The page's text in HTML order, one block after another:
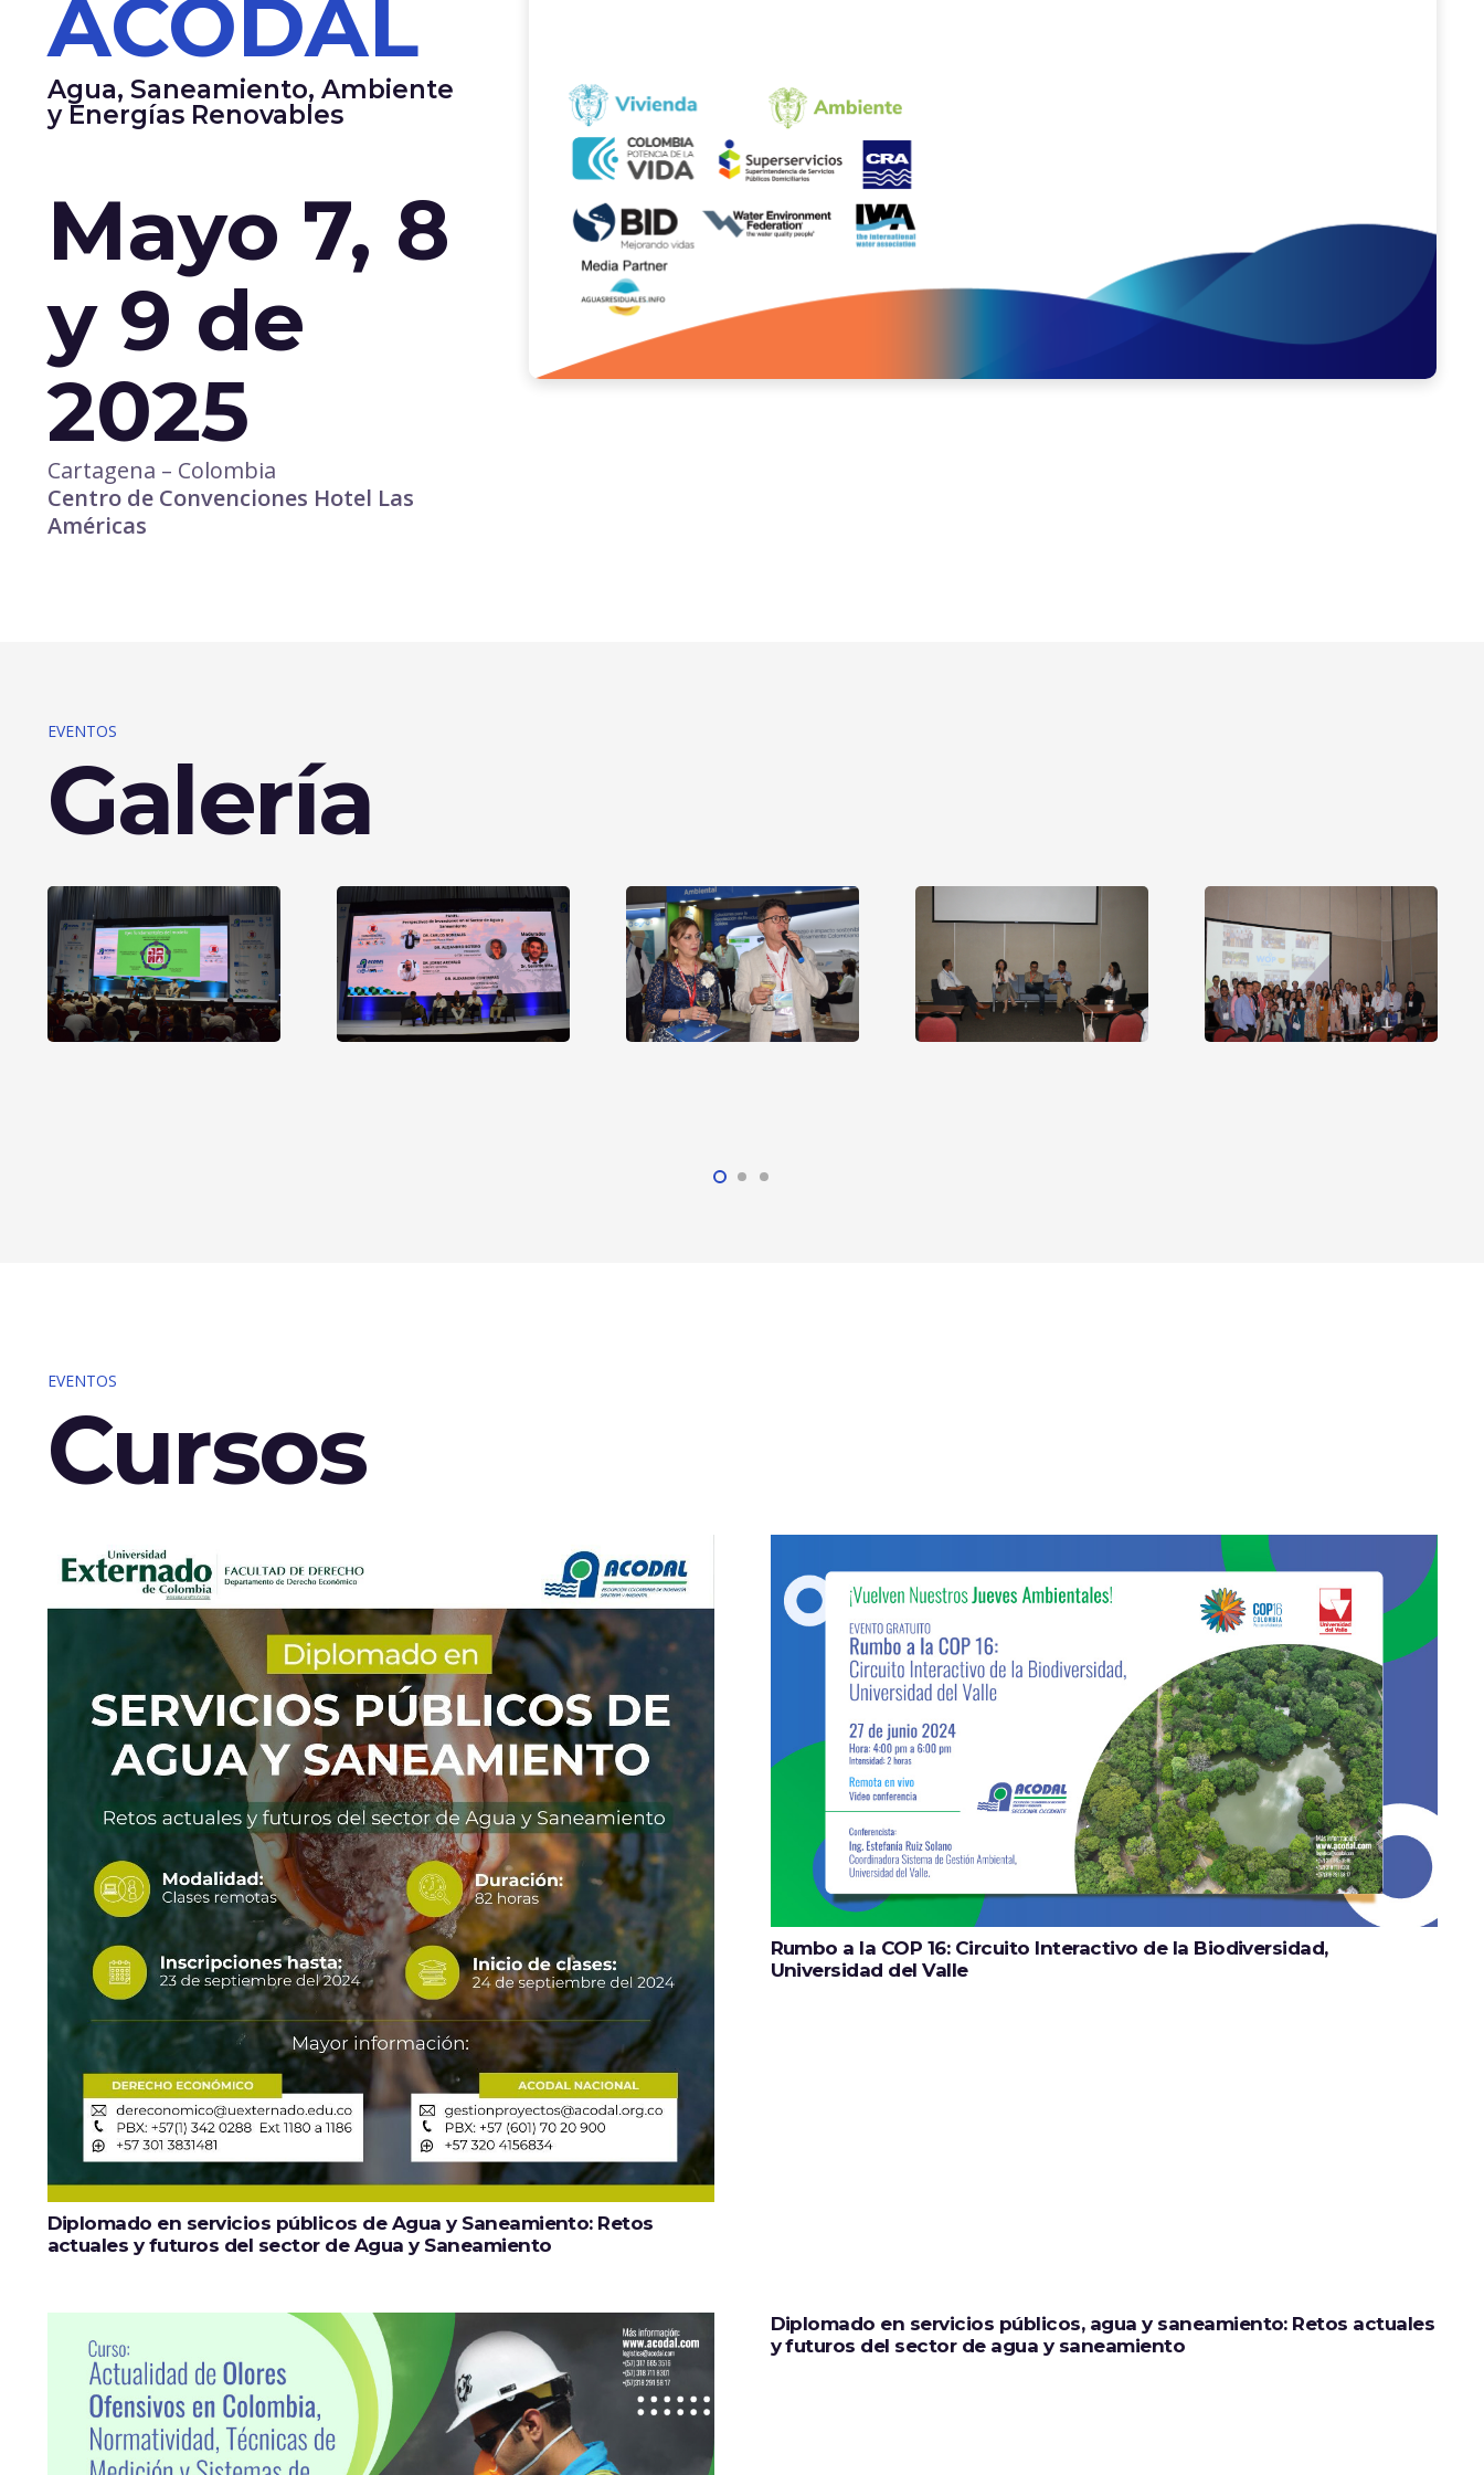
ACODAL
Agua, Saneamiento, Ambiente
y Energías Renovables
Mayo 7, 8
y 9 de
2025
Cartagena – Colombia
Centro de Convenciones Hotel Las
Américas
EVENTOS
Galería
EVENTOS
Cursos
Diplomado en servicios públicos de Agua y Saneamiento: Retos
actuales y futuros del sector de Agua y Saneamiento
Rumbo a la COP 16: Circuito Interactivo de la Biodiversidad,
Universidad del Valle
Diplomado en servicios públicos, agua y saneamiento: Retos actuales
y futuros del sector de agua y saneamiento